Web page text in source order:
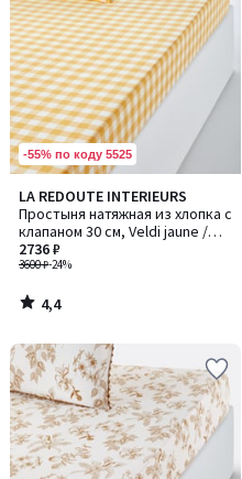
-55% по коду 5525
LA REDOUTE INTERIEURS
Простыня натяжная из хлопка с
клапаном 30 см, Veldi jaune /
Вельди жан
3600 ₽-24%
2736 ₽
4,4
/ 5
4,4
/